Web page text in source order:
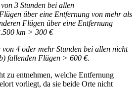
3 Stunden bei allen
über eine Entfernung von mehr als
Flügen über eine Entfernung
km > 300 €
4 oder mehr Stunden bei allen nicht
fallenden Flügen > 600 €.
zu entnehmen, welche Entfernung
vorliegt, da sie beide Orte nicht